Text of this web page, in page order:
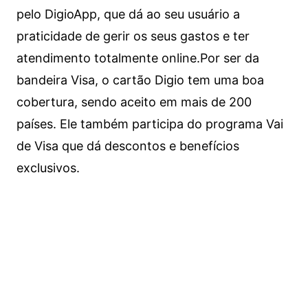
pelo DigioApp, que dá ao seu usuário a
praticidade de gerir os seus gastos e ter
atendimento totalmente online.Por ser da
bandeira Visa, o cartão Digio tem uma boa
cobertura, sendo aceito em mais de 200
países. Ele também participa do programa Vai
de Visa que dá descontos e benefícios
exclusivos.